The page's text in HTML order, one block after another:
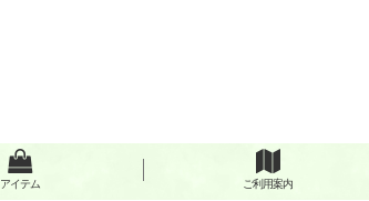
アイテム ご利用案内